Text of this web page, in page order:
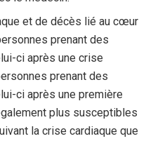
et de décès lié au cœur
prenant des
ci après une crise
prenant des
ci après une première
plus susceptibles
la crise cardiaque que